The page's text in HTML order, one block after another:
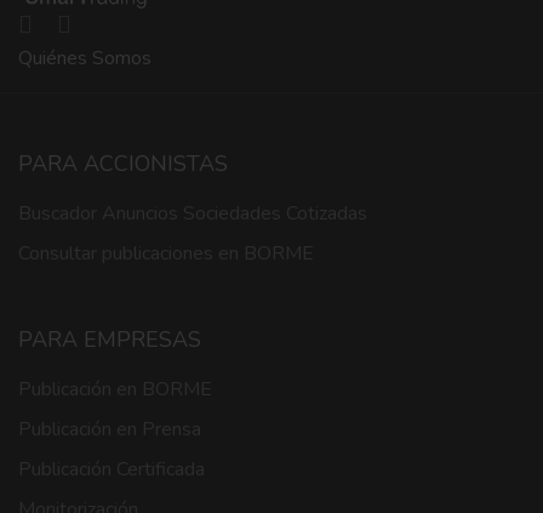
Quiénes Somos
PARA ACCIONISTAS
PARA EMPRESAS